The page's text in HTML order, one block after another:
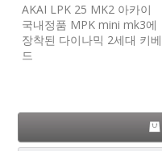
AKAI LPK 25 MK2 아카이
국내정품 MPK mini mk3에
장착된 다이나믹 2세대 키베
드